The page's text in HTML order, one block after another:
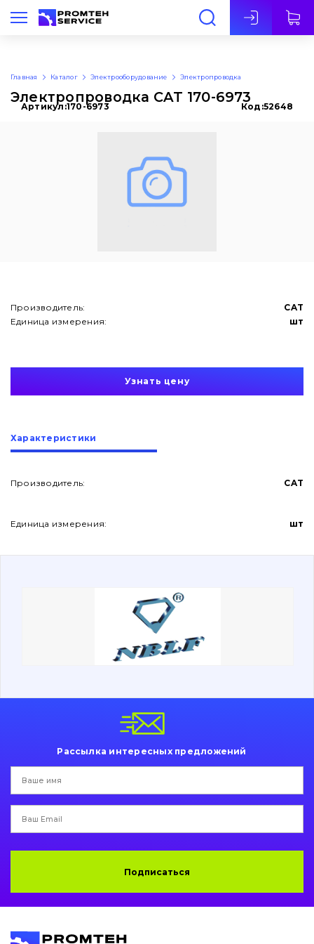
Рус
О нас
Контакты
Вакансии
Фильтры и смазочные материалы
Ножи, режущие кромки
Защита (ковша, адаптера)
Пальци и втулки
Гидравлика
написати
Главная Каталог Электрооборудование Электропроводка
Электропроводка CAT 170-6973
Артикул:170-6973 Код:52648
Производитель:
CAT
Единица измерения:
шт
Узнать цену
Характеристики
Производитель: CAT
Единица измерения: шт
Рассылка интересных предложений
Подписаться